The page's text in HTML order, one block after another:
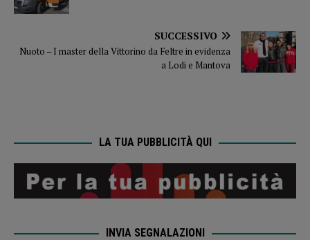
SUCCESSIVO
Nuoto – I master della Vittorino da Feltre in evidenza
a Lodi e Mantova
LA TUA PUBBLICITÀ QUI
INVIA SEGNALAZIONI